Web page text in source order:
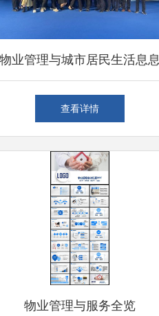
物业管理与城市居民生活息息
相关的现状
查看详情
物业管理与服务全览